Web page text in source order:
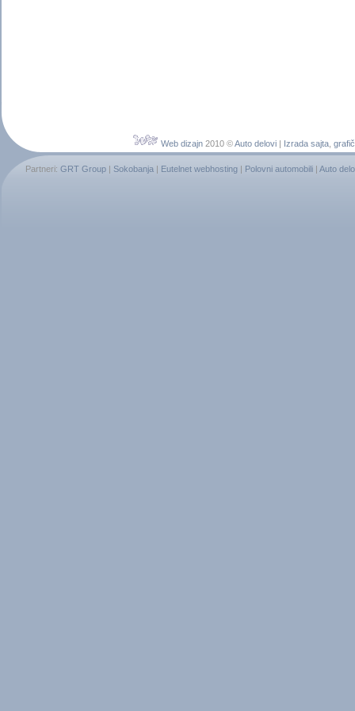
Web dizajn 2010 ©Auto delovi | Izrada sajta
Partneri: GRT Group | Sokobanja | Eutelnet webhosting | Polovni automobili | Auto